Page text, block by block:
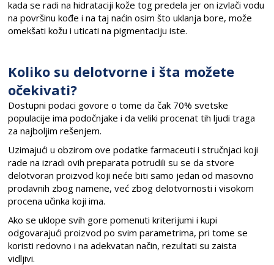
kada se radi na hidrataciji kože tog predela jer on izvlači vodu
na površinu kođe i na taj naćin osim što uklanja bore, može
omekšati kožu i uticati na pigmentaciju iste.
Koliko su delotvorne i šta možete
očekivati?
Dostupni podaci govore o tome da čak 70% svetske
populacije ima podočnjake i da veliki procenat tih ljudi traga
za najboljim rešenjem.
Uzimajući u obzirom ove podatke farmaceuti i stručnjaci koji
rade na izradi ovih preparata potrudili su se da stvore
delotvoran proizvod koji neće biti samo jedan od masovno
prodavnih zbog namene, već zbog delotvornosti i visokom
procena učinka koji ima.
Ako se uklope svih gore pomenuti kriterijumi i kupi
odgovarajući proizvod po svim parametrima, pri tome se
koristi redovno i na adekvatan način, rezultati su zaista
vidljivi.